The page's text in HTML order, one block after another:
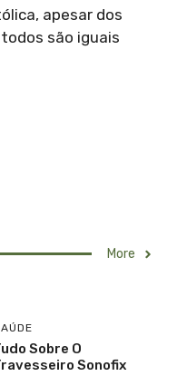
apesar dos
são iguais
More
Sobre O
Sonofix